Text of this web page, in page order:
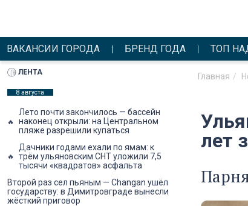
ВАКАНСИИ ГОРОДА БРЕНД ГОДА ТОП
Главная
лет
ЛЕНТА
8 августа
Лето почти закончилось — бассейн
наконец открыли: на Центральном
пляже разрешили купаться
Дачники годами ехали по ямам: к
трём ульяновским СНТ уложили 7,5
тысячи «квадратов» асфальта
Второй раз сел пьяным — Changan ушёл
государству: в Димитровграде вынесли
жёсткий приговор